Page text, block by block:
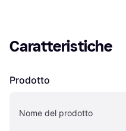
Caratteristiche
Prodotto
Nome del prodotto